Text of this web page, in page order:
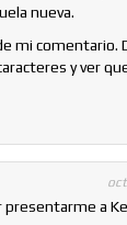
nueva.
mi comentario.
y ver
a